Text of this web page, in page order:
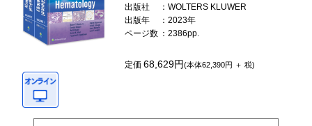
出版社
：WOLTERS KLUWER
出版年
：2023年
ページ数 ：2386pp.
定価68,629円(本体62,390円 ＋ 税)